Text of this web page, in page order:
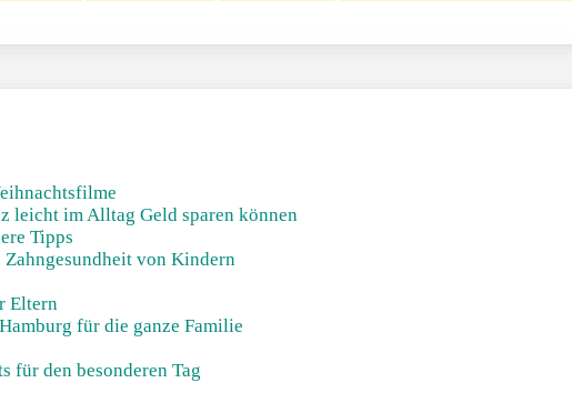
leicht im Alltag Geld sparen können
Tipps
von Kindern
Eltern
für die ganze Familie
für den besonderen Tag